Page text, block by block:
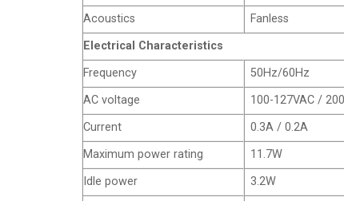
Acoustics
Fanless
Electrical Characteristics
Frequency
50Hz/60Hz
AC voltage
100-127VAC /
Current
0.3A / 0.2A
Maximum power rating
11.7W
Idle power
3.2W